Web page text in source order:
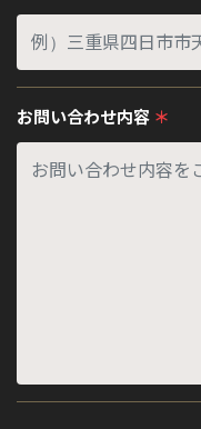
お問い合わせ内容 ＊